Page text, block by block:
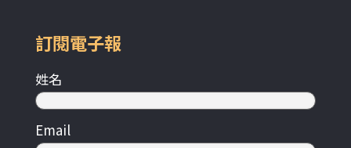
訂閱電子報
姓名
Email